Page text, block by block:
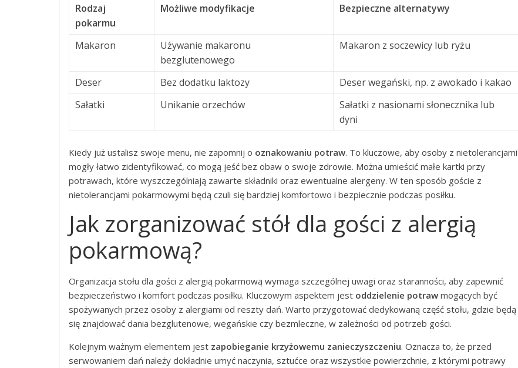
Rodzaj
pokarmu
Możliwe modyfikacje Bezpieczne alternatywy
Makaron
Używanie makaronu
bezglutenowego
Makaron z soczewicy lub ryżu
Deser Bez dodatku laktozy
Deser wegański, np. z awokado i kakao
Sałatki
Unikanie orzechów
Sałatki z nasionami słonecznika lub
dyni
Kiedy już ustalisz swoje menu, nie zapomnij o oznakowaniu potraw. To kluczowe, aby osoby z nietolerancjami
mogły łatwo zidentyfikować, co mogą jeść bez obaw o swoje zdrowie. Można umieścić małe kartki przy
potrawach, które wyszczególniają zawarte składniki oraz ewentualne alergeny. W ten sposób goście z
nietolerancjami pokarmowymi będą czuli się bardziej komfortowo i bezpiecznie podczas posiłku.
Jak zorganizować stół dla gości z alergią
pokarmową?
Organizacja stołu dla gości z alergią pokarmową wymaga szczególnej uwagi oraz staranności, aby zapewnić
bezpieczeństwo i komfort podczas posiłku. Kluczowym aspektem jest oddzielenie potraw mogących być
spożywanych przez osoby z alergiami od reszty dań. Warto przygotować dedykowaną część stołu, gdzie będą
się znajdować dania bezglutenowe, wegańskie czy bezmleczne, w zależności od potrzeb gości.
Kolejnym ważnym elementem jest zapobieganie krzyżowemu zanieczyszczeniu. Oznacza to, że przed
serwowaniem dań należy dokładnie umyć naczynia, sztućce oraz wszystkie powierzchnie, z którymi potrawy